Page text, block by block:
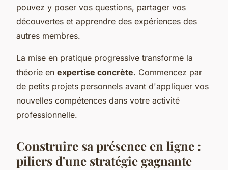
pouvez y poser vos questions, partager vos
découvertes et apprendre des expériences des
autres membres.
La mise en pratique progressive transforme la
théorie en expertise concrète. Commencez par
de petits projets personnels avant d'appliquer vos
nouvelles compétences dans votre activité
professionnelle.
Construire sa présence en ligne :
piliers d'une stratégie gagnante